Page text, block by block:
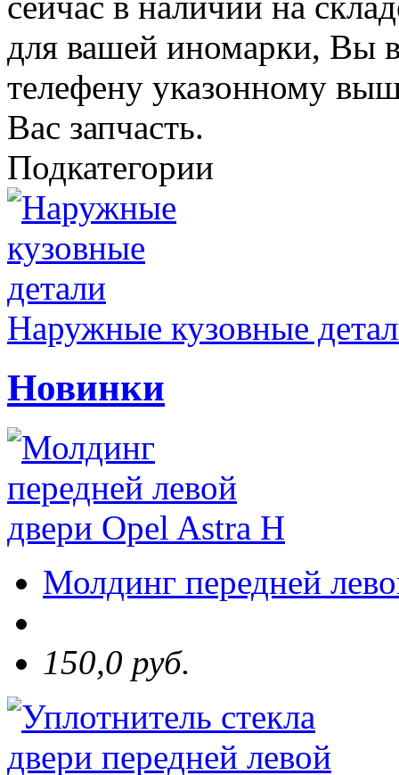
для вашей иномарки, Вы
телефену указонному
Вас запчасть.
Подкатегории
Наружные кузовные
Новинки
Молдинг передней
150,0 руб.